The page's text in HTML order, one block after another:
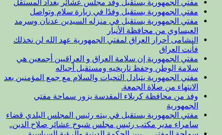
مفتي الجمهورية يستقبل وفد مجلس عشائر بغداد المستقل
مفتي الجمهورية يستقبل وفدًا في زيارة سلام وتواصل
مفتي الجمهورية يستقبل في منزله السيدين عدنان وسرمد
العيساوي من محافظة الأنبار
النشامى أحرار العراق لمفتي الجمهورية عهد الله لن نخذلك
فأنت العراق
مفتي الجمهورية إن سلامة العراق و العراقيين أجمعين هي
سلامة الوطن وحفظ تاريخيه ومستقبل أجياله
مفتي الجمهورية يتبادل التحيات والسلام مع جمع المؤمنين بعد
الانتهاء من صلاة الجمعة.
وفد من محافظة كربلاء المقدسة يزور سماحة مفتي
الجمهورية
مفتي الجمهورية يستقبل في بيته رئيس المجلس البلدي قضاء
سامراء مدير مكتب رئيس مجلس شيوخ عشائر صلاح الدين..